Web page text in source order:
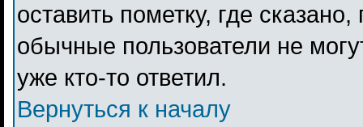
оставить пометку, где
обычные пользователи не
уже кто-то ответил.
Вернуться к началу